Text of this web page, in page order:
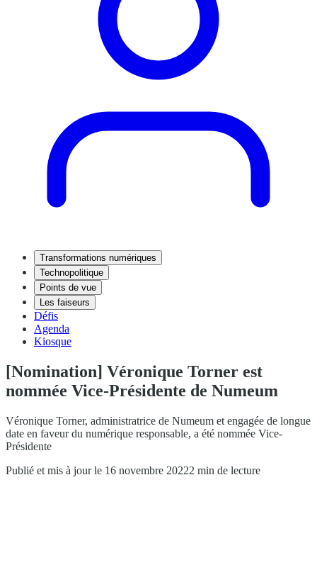
Transformations numériques
Technopolitique
Points de vue
Les faiseurs
Défis
Agenda
Kiosque
[Nomination] Véronique Torner est
nommée Vice-Présidente de Numeum
Véronique Torner, administratrice de Numeum et engagée de longue
date en faveur du numérique responsable, a été nommée Vice-
Présidente
Publié et mis à jour le 16 novembre 20222 min de lecture